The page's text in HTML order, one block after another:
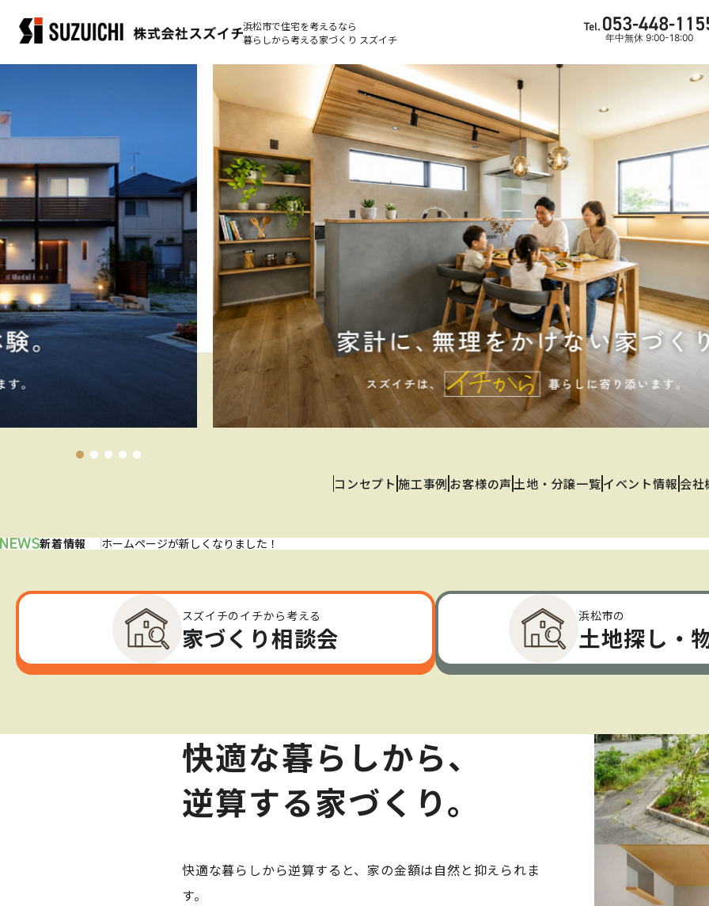
浜松市で住宅を考えるなら
暮らしから考える家づくり スズイチ
年中無休 9:00-18:00
コンセプト 施工事例 お客様の声 土地・分譲一覧イベント情報 会社
新着情報 ホームページが新しくなりました！
スズイチのイチから考える
家づくり相談会
浜松市の
土地探し・
快適な暮らしから、
逆算する家づくり。
快適な暮らしから逆算すると、家の金額は自然と抑えられま
す。